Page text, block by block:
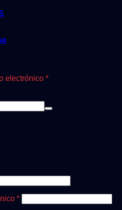
electrónico *Obligatorio
*Obligatorio